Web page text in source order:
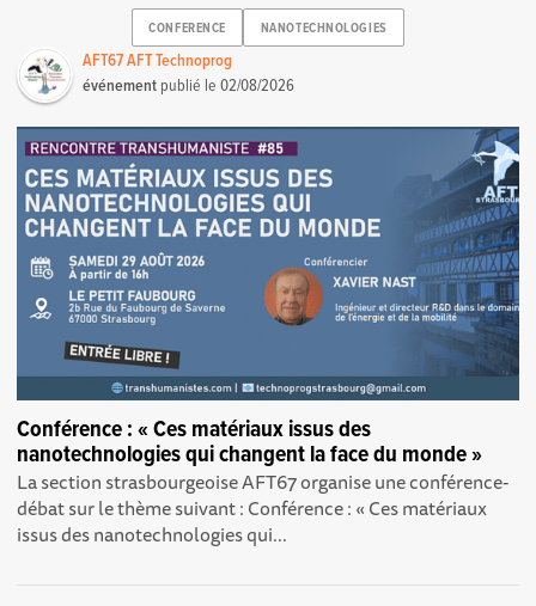
CONFERENCE NANOTECHNOLOGIES
AFT67 AFT Technoprog
événement publié le02/08/2026
Conférence : « Ces matériaux issus des
nanotechnologies qui changent la face du monde »
La section strasbourgeoise AFT67 organise une conférence-
débat sur le thème suivant : Conférence : « Ces matériaux
issus des nanotechnologies qui...